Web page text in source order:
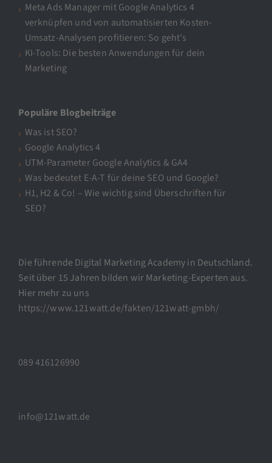
Meta Ads Manager mit Google Analytics 4
verknüpfen und von automatisierten Kosten-
Umsatz-Analysen profitieren: So geht’s
KI-Tools: Die besten Anwendungen für dein
Marketing
Populäre Blogbeiträge
Was ist SEO?
Google Analytics 4
UTM-Parameter Google Analytics & GA4
Was bedeutet E-A-T für deine SEO und Google?
H1, H2 & Co! – Wie wichtig sind Überschriften für
SEO?
Die führende Digital Marketing Academy in Deutschland.
Seit über 15 Jahren bilden wir Marketing-Experten aus.
Hier mehr zu uns
https://www.121watt.de/fakten/121watt-gmbh/
089 416126990
info@121watt.de